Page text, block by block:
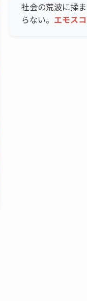
社会の荒波に揉
らない。 エモス